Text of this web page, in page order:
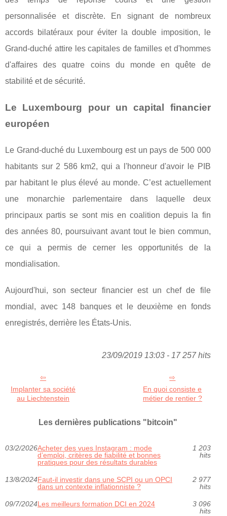
personnalisée et discrète. En signant de nombreux
accords bilatéraux pour éviter la double imposition, le
Grand-duché attire les capitales de familles et d'hommes
d'affaires des quatre coins du monde en quête de
stabilité et de sécurité.
Le Luxembourg pour un capital financier
européen
Le Grand-duché du Luxembourg est un pays de 500 000
habitants sur 2 586 km2, qui a l'honneur d'avoir le PIB
par habitant le plus élevé au monde. C’est actuellement
une monarchie parlementaire dans laquelle deux
principaux partis se sont mis en coalition depuis la fin
des années 80, poursuivant avant tout le bien commun,
ce qui a permis de cerner les opportunités de la
mondialisation.
Aujourd'hui, son secteur financier est un chef de file
mondial, avec 148 banques et le deuxième en fonds
enregistrés, derrière les États-Unis.
23/09/2019 13:03 - 17 257 hits
Implanter sa société
au Liechtenstein
En quoi consiste e
métier de rentier ?
Les dernières publications "bitcoin"
03/2/2026Acheter des vues Instagram : mode
d’emploi, critères de fiabilité et bonnes
pratiques pour des résultats durables
1 203
hits
13/8/2024Faut-il investir dans une SCPI ou un OPCI
dans un contexte inflationniste ?
2 977
hits
09/7/2024Les meilleurs formation DCI en 2024
3 096
hits